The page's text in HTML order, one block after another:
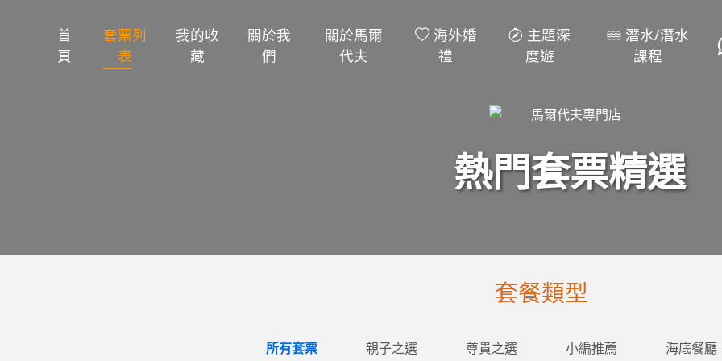
首
頁
套票列
表
我的收
藏
關於我
們
關於馬爾
代夫
海外婚
禮
主題深
度遊
潛水/潛水
課程
熱門套票精選
套餐類型
所有套票 親子之選 尊貴之選 小編推薦 海底餐廳